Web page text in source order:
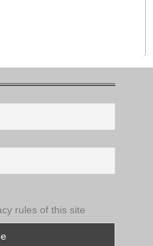
rules of this site